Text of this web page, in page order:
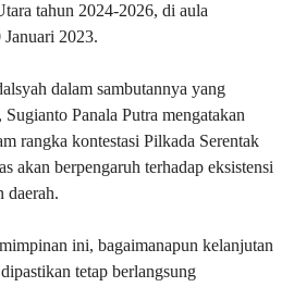
tahun 2024-2026, di aula
2023.
dalam sambutannya yang
Panala Putra mengatakan
rangka kontestasi Pilkada Serentak
akan berpengaruh terhadap eksistensi
daerah.
ini, bagaimanapun kelanjutan
tetap berlangsung